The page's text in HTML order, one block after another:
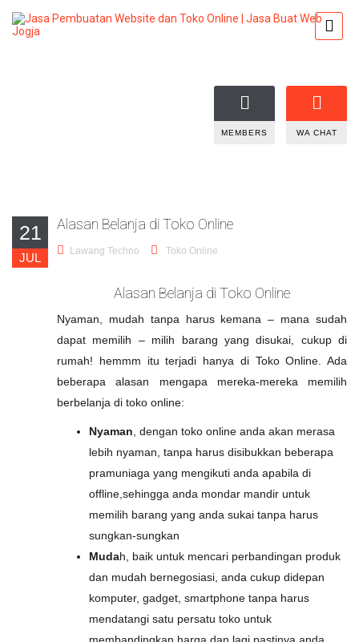
MEMBERS WA CHAT
21
JUL
Alasan Belanja di Toko Online
Lawang Techno Toko Online
Alasan Belanja di Toko Online
Nyaman, mudah tanpa harus kemana – mana sudah
dapat memilih – milih barang yang disukai, cukup di
rumah! hemmm itu terjadi hanya di Toko Online. Ada
beberapa alasan mengapa mereka-mereka memilih
berbelanja di toko online:
Nyaman , dengan toko online anda akan merasa
lebih nyaman, tanpa harus disibukkan beberapa
pramuniaga yang mengikuti anda apabila di
offline,sehingga anda mondar mandir untuk
memilih barang yang anda sukai tanpa harus
sungkan-sungkan
Mudah, baik untuk mencari perbandingan produk
dan mudah bernegosiasi, anda cukup didepan
komputer, gadget, smartphone tanpa harus
mendatangi satu persatu toko untuk